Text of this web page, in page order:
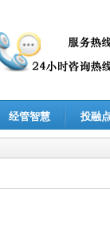
经管智慧 投融